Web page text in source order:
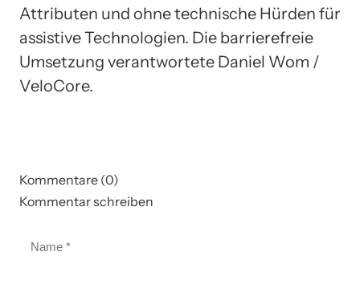
Attributen und ohne technische Hürden für
assistive Technologien. Die barrierefreie
Umsetzung verantwortete Daniel Wom /
VeloCore.
Kommentare (0)
Kommentar schreiben